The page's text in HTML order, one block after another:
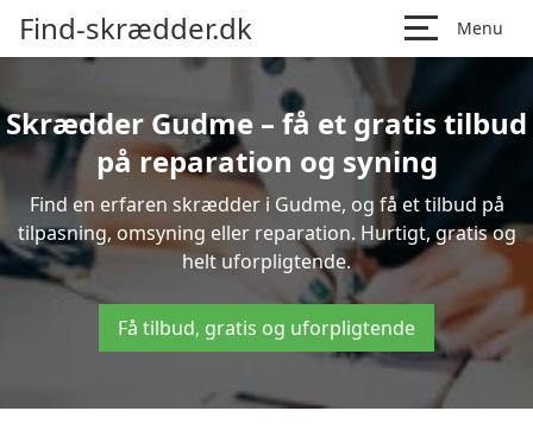
Find-skrædder.dk Menu
Skrædder Gudme – få et gratis tilbud
på reparation og syning
Find en erfaren skrædder i Gudme, og få et tilbud på
tilpasning, omsyning eller reparation. Hurtigt, gratis og
helt uforpligtende.
Få tilbud, gratis og uforpligtende